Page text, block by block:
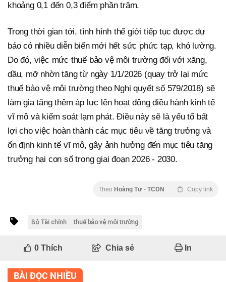
khoảng 0,1 đến 0,3 điểm phần trăm.
Trong thời gian tới, tình hình thế giới tiếp tục được dự
báo có nhiều diễn biến mới hết sức phức tạp, khó lường.
Do đó, việc mức thuế bảo vệ môi trường đối với xăng,
dầu, mỡ nhờn tăng từ ngày 1/1/2026 (quay trở lại mức
thuế bảo vệ môi trường theo Nghị quyết số 579/2018) sẽ
làm gia tăng thêm áp lực lên hoạt động điều hành kinh tế
vĩ mô và kiểm soát lạm phát. Điều này sẽ là yếu tố bất
lợi cho việc hoàn thành các mục tiêu về tăng trưởng và
ổn định kinh tế vĩ mô, gây ảnh hưởng đến mục tiêu tăng
trưởng hai con số trong giai đoạn 2026 - 2030.
Theo Hoàng Tư - TCDN Copy link
Bộ Tài chính thuế bảo vệ môi trường
0Thích Chia sẻ In
BÀI ĐỌC NHIỀU